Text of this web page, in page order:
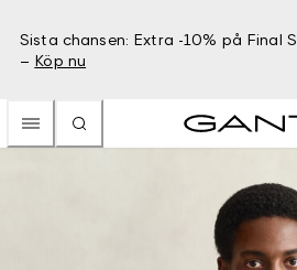
Sista chansen: Extra -10% på Final
– Köp nu